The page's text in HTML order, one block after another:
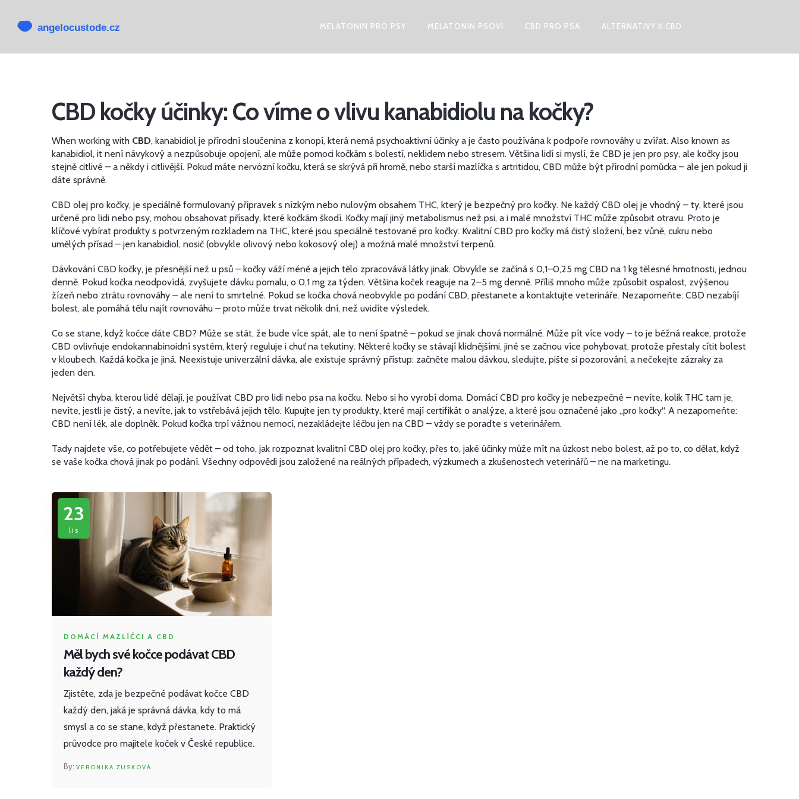
MELATONIN PRO PSY MELATONIN PSOVI CBD PRO PSA ALTERNATIVY K CBD
CBD kočky účinky: Co víme o vlivu kanabidiolu na kočky?
When working with CBD, kanabidiol je přírodní sloučenina z konopí, která nemá psychoaktivní účinky a je často používána k podpoře rovnováhy u zvířat. Also known as
kanabidiol, it není návykový a nezpůsobuje opojení, ale může pomoci kočkám s bolestí, neklidem nebo stresem. Většina lidí si myslí, že CBD je jen pro psy, ale kočky jsou
stejně citlivé – a někdy i citlivější. Pokud máte nervózní kočku, která se skrývá při hromě, nebo starší mazlíčka s artritidou, CBD může být přírodní pomůcka – ale jen pokud ji
dáte správně.
CBD olej pro kočky, je speciálně formulovaný přípravek s nízkým nebo nulovým obsahem THC, který je bezpečný pro kočky. Ne každý CBD olej je vhodný – ty, které jsou
určené pro lidi nebo psy, mohou obsahovat přísady, které kočkám škodí. Kočky mají jiný metabolismus než psi, a i malé množství THC může způsobit otravu. Proto je
klíčové vybírat produkty s potvrzeným rozkladem na THC, které jsou speciálně testované pro kočky. Kvalitní CBD pro kočky má čistý složení, bez vůně, cukru nebo
umělých přísad – jen kanabidiol, nosič (obvykle olivový nebo kokosový olej) a možná malé množství terpenů.
Dávkování CBD kočky, je přesnější než u psů – kočky váží méně a jejich tělo zpracovává látky jinak. Obvykle se začíná s 0,1–0,25 mg CBD na 1 kg tělesné hmotnosti, jednou
denně. Pokud kočka neodpovídá, zvyšujete dávku pomalu, o 0,1 mg za týden. Většina koček reaguje na 2–5 mg denně. Příliš mnoho může způsobit ospalost, zvýšenou
žízeň nebo ztrátu rovnováhy – ale není to smrtelné. Pokud se kočka chová neobvykle po podání CBD, přestanete a kontaktujte veterináře. Nezapomeňte: CBD nezabíjí
bolest, ale pomáhá tělu najít rovnováhu – proto může trvat několik dní, než uvidíte výsledek.
Co se stane, když kočce dáte CBD? Může se stát, že bude více spát, ale to není špatně – pokud se jinak chová normálně. Může pít více vody – to je běžná reakce, protože
CBD ovlivňuje endokannabinoidní systém, který reguluje i chuť na tekutiny. Některé kočky se stávají klidnějšími, jiné se začnou více pohybovat, protože přestaly cítit bolest
v kloubech. Každá kočka je jiná. Neexistuje univerzální dávka, ale existuje správný přístup: začněte malou dávkou, sledujte, pište si pozorování, a nečekejte zázraky za
jeden den.
Největší chyba, kterou lidé dělají, je používat CBD pro lidi nebo psa na kočku. Nebo si ho vyrobí doma. Domácí CBD pro kočky je nebezpečné – nevíte, kolik THC tam je,
nevíte, jestli je čistý, a nevíte, jak to vstřebává jejich tělo. Kupujte jen ty produkty, které mají certifikát o analýze, a které jsou označené jako „pro kočky“. A nezapomeňte:
CBD není lék, ale doplněk. Pokud kočka trpí vážnou nemocí, nezakládejte léčbu jen na CBD – vždy se poraďte s veterinářem.
Tady najdete vše, co potřebujete vědět – od toho, jak rozpoznat kvalitní CBD olej pro kočky, přes to, jaké účinky může mít na úzkost nebo bolest, až po to, co dělat, když
se vaše kočka chová jinak po podání. Všechny odpovědi jsou založené na reálných případech, výzkumech a zkušenostech veterinářů – ne na marketingu.
23
lis
DOMÁCÍ MAZLÍČCI A CBD
Měl bych své kočce podávat CBD
každý den?
Zjistěte, zda je bezpečné podávat kočce CBD
každý den, jaká je správná dávka, kdy to má
smysl a co se stane, když přestanete. Praktický
průvodce pro majitele koček v České republice.
VERONIKA ZUSKOVÁ